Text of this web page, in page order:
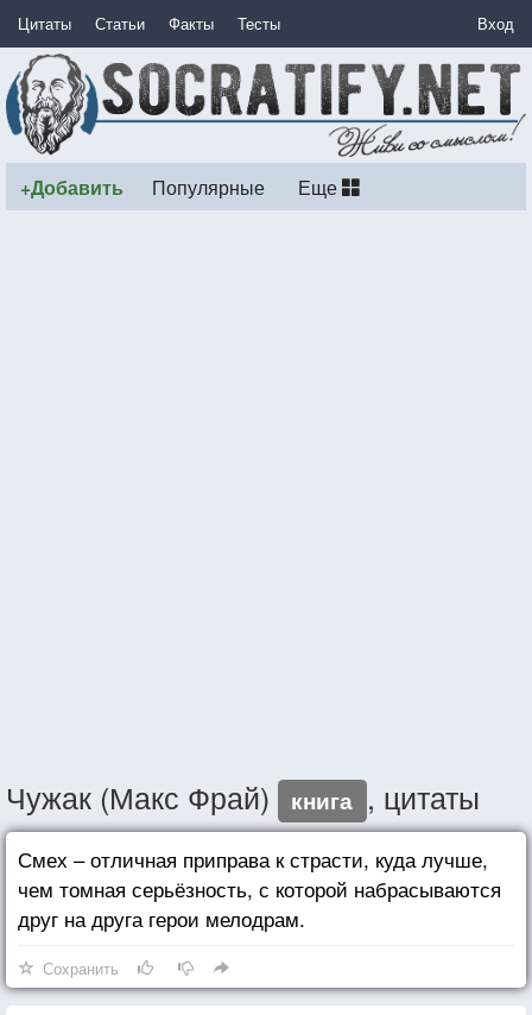
Цитаты Статьи Факты Тесты Вход
+Добавить Популярные Еще
Чужак (Макс Фрай) книга , цитаты
Смех – отличная приправа к страсти, куда лучше,
чем томная серьёзность, с которой набрасываются
друг на друга герои мелодрам.
Сохранить